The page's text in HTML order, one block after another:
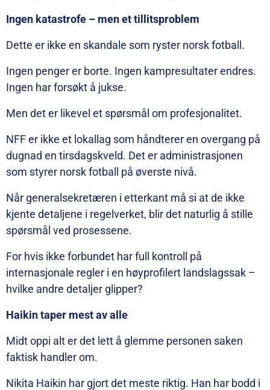
Ingen katastrofe – men et tillitsproblem
Dette er ikke en skandale som ryster norsk fotball.
Ingen penger er borte. Ingen kampresultater endres.
Ingen har forsøkt å jukse.
Men det er likevel et spørsmål om profesjonalitet.
NFF er ikke et lokallag som håndterer en overgang på
dugnad en tirsdagskveld. Det er administrasjonen
som styrer norsk fotball på øverste nivå.
Når generalsekretæren i etterkant må si at de ikke
kjente detaljene i regelverket, blir det naturlig å stille
spørsmål ved prosessene.
For hvis ikke forbundet har full kontroll på
internasjonale regler i en høyprofilert landslagssak –
hvilke andre detaljer glipper?
Haikin taper mest av alle
Midt oppi alt er det lett å glemme personen saken
faktisk handler om.
Nikita Haikin har gjort det meste riktig. Han har bodd i